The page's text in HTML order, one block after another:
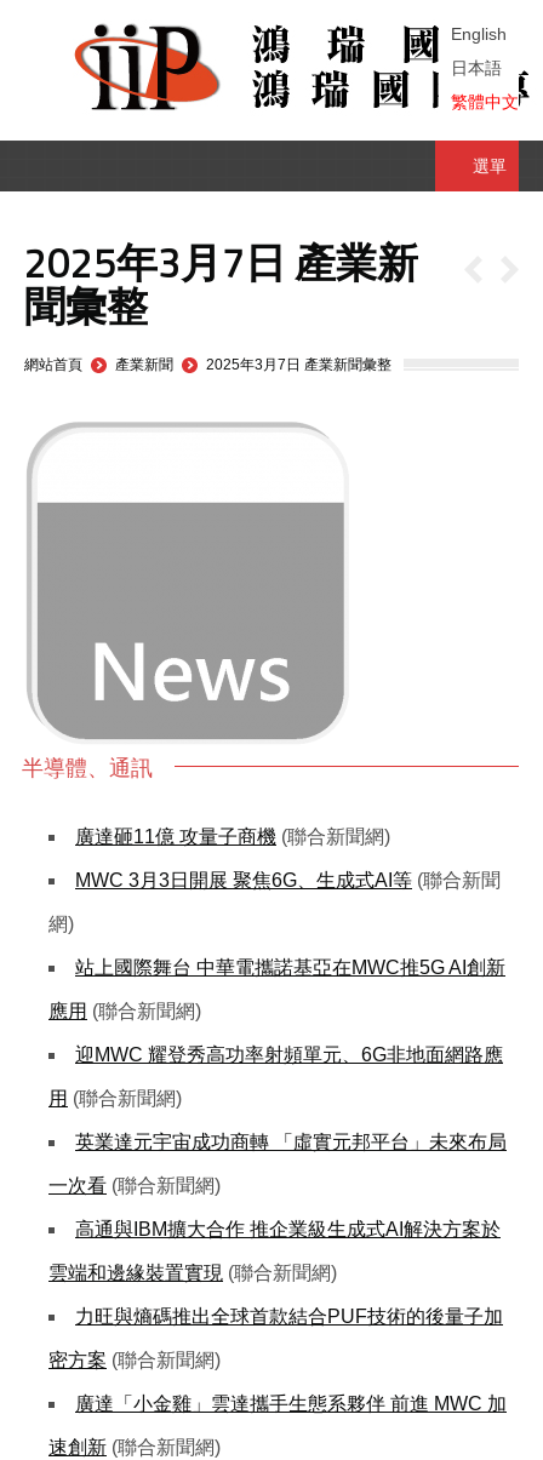
English
日本語
繁體中文
選單
2025年3月7日 產業新
聞彙整
You are here:
網站首頁 產業新聞 2025年3月7日 產業新聞彙整
半導體、通訊
廣達砸11億 攻量子商機 (聯合新聞網)
MWC 3月3日開展 聚焦6G、生成式AI等 (聯合新聞
網)
站上國際舞台 中華電攜諾基亞在MWC推5G AI創新
應用 (聯合新聞網)
迎MWC 耀登秀高功率射頻單元、6G非地面網路應
用 (聯合新聞網)
英業達元宇宙成功商轉 「虛實元邦平台」未來布局
一次看 (聯合新聞網)
高通與IBM擴大合作 推企業級生成式AI解決方案於
雲端和邊緣裝置實現 (聯合新聞網)
力旺與熵碼推出全球首款結合PUF技術的後量子加
密方案 (聯合新聞網)
廣達「小金雞」雲達攜手生態系夥伴 前進 MWC 加
速創新 (聯合新聞網)